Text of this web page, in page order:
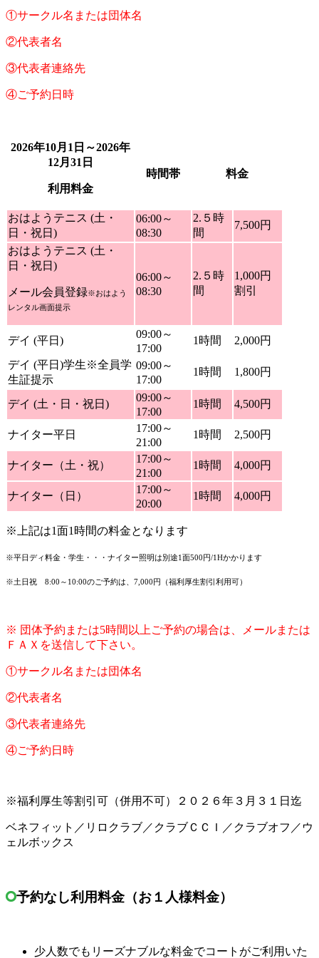
①サークル名または団体名
②代表者名
③代表者連絡先
④ご予約日時
2026年10月1日～2026年
12月31日
利用料金
時間帯 料金
おはようテニス (土・
日・祝日)
06:00～
08:30
2.５時
間
7,500円
おはようテニス (土・
日・祝日)
メール会員登録※おはよう
レンタル画面提示
06:00～
08:30
2.５時
間
1,000円
割引
デイ (平日)
09:00～
17:00
1時間
2,000円
デイ (平日)学生※全員学
生証提示
09:00～
17:00
1時間 1,800円
デイ (土・日・祝日)
09:00～
17:00
1時間 4,500円
ナイター平日
17:00～
21:00
1時間 2,500円
ナイター（土・祝）
17:00～
21:00
1時間 4,000円
ナイター（日）
17:00～
20:00
1時間 4,000円
※上記は1面1時間の料金となります
※平日ディ料金・学生・・・ナイター照明は別途1面500円/1Hかかります
※土日祝 8:00～10:00のご予約は、7,000円（福利厚生割引利用可）
※ 団体予約または5時間以上ご予約の場合は、メールまたは
ＦＡＸを送信して下さい。
①サークル名または団体名
②代表者名
③代表者連絡先
④ご予約日時
※福利厚生等割引可（併用不可）２０２６年３月３１日迄
ベネフィット／リロクラブ／クラブＣＣＩ／クラブオフ／ウ
ェルボックス
予約なし利用料金（お１人様料金）
少人数でもリーズナブルな料金でコートがご利用いた